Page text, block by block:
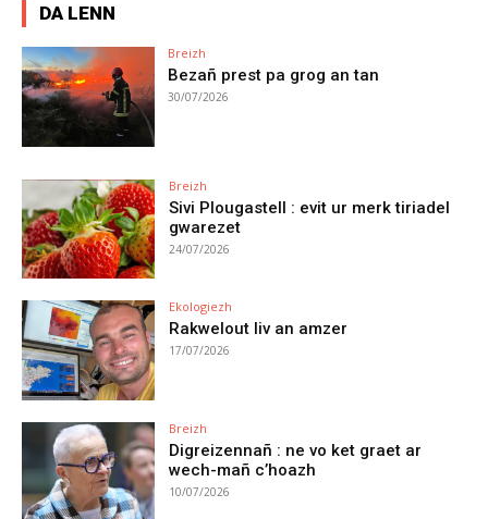
DA LENN
Breizh
Bezañ prest pa grog an tan
30/07/2026
Breizh
Sivi Plougastell : evit ur merk tiriadel
gwarezet
24/07/2026
Ekologiezh
Rakwelout liv an amzer
17/07/2026
Breizh
Digreizennañ : ne vo ket graet ar
wech-mañ c’hoazh
10/07/2026